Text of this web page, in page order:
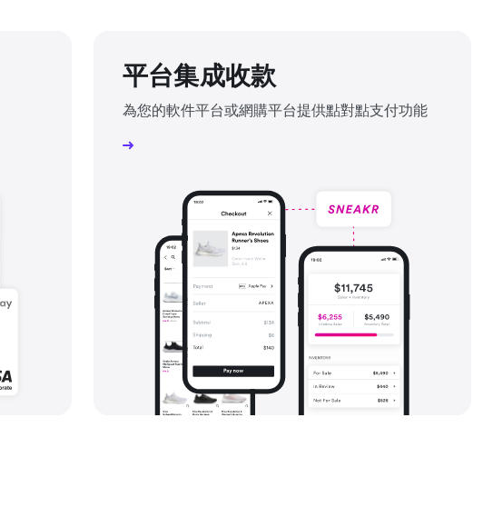
平台集成收款
為您的軟件平台或網購平台提供點對點支付功能